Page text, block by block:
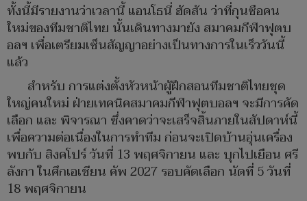
ทั้งนี้มีรายงานว่าเวลานี้ แอนโธนี่ ฮัดสัน ว่าที่กุนซือคน
ใหม่ของทีมชาติไทย นั้นเดินทางมายัง สมาคมกีฬาฟุตบ
อลฯ เพื่อเตรียมเซ็นสัญญาอย่างเป็นทางการในเร็ววันนี้
แล้ว
สำหรับ การแต่งตั้งหัวหน้าผู้ฝึกสอนทีมชาติไทยชุด
ใหญ่คนใหม่ ฝ่ายเทคนิคสมาคมกีฬาฟุตบอลฯ จะมีการคัด
เลือก และ พิจารณา ซึ่งคาดว่าจะเสร็จสิ้นภายในสัปดาห์นี้
เพื่อความต่อเนื่องในการทำทีม ก่อนจะเปิดบ้านอุ่นเครื่อง
พบกับ สิงคโปร์ วันที่ 13 พฤศจิกายน และ บุกไปเยือน ศรี
ลังกา ในศึกเอเชียน คัพ 2027 รอบคัดเลือก นัดที่ 5 วันที่
18 พฤศจิกายน